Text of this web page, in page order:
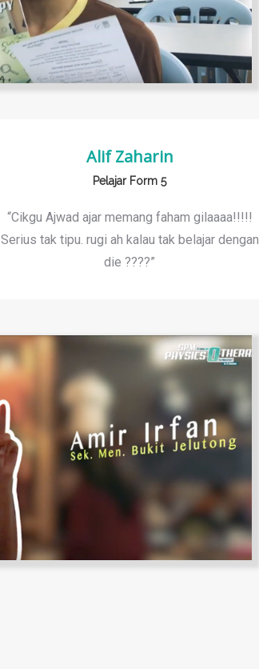
Alif Zaharin
Pelajar Form 5
“Cikgu Ajwad ajar memang faham gilaaaa!!!!!
Serius tak tipu. rugi ah kalau tak belajar dengan
die ????”